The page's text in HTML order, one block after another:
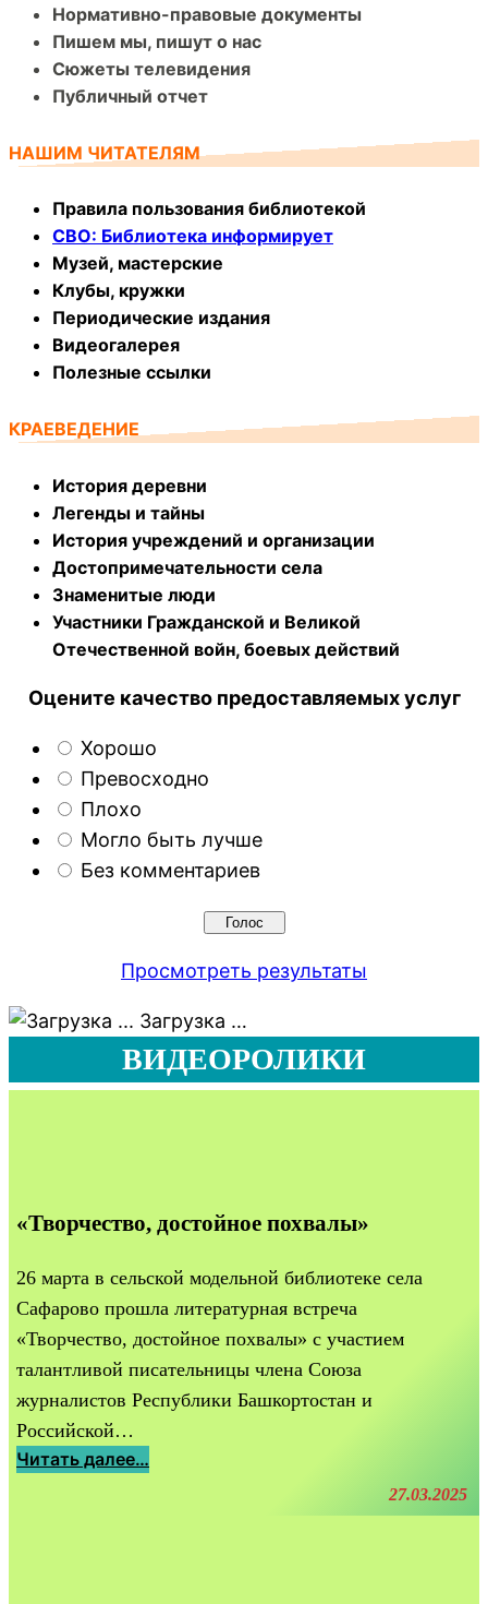
Нормативно-правовые документы
Пишем мы, пишут о нас
Сюжеты телевидения
Публичный отчет
НАШИМ ЧИТАТЕЛЯМ
Правила пользования библиотекой
СВО: Библиотека информирует
Музей, мастерские
Клубы, кружки
Периодические издания
Видеогалерея
Полезные ссылки
КРАЕВЕДЕНИЕ
История деревни
Легенды и тайны
История учреждений и организации
Достопримечательности села
Знаменитые люди
Участники Гражданской и Великой
Отечественной войн, боевых действий
Оцените качество предоставляемых услуг
Хорошо
Превосходно
Плохо
Могло быть лучше
Без комментариев
Просмотреть результаты
Загрузка …
ВИДЕОРОЛИКИ
«Творчество, достойное похвалы»
26 марта в сельской модельной библиотеке села
Сафарово прошла литературная встреча
«Творчество, достойное похвалы» с участием
талантливой писательницы члена Союза
журналистов Республики Башкортостан и
Российской…
Читать далее…
27.03.2025